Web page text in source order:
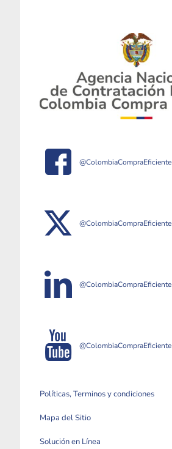
@ColombiaCompraEficiente
@ColombiaCompraEficiente
@ColombiaCompraEficiente
@ColombiaCompraEficiente
Políticas, Terminos y condiciones
Mapa del Sitio
Solución en Línea